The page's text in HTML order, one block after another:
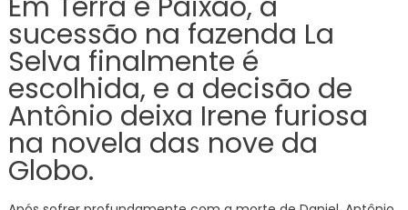
sucessão na fazenda La
Selva finalmente é
escolhida, e a decisão de
Antônio deixa Irene furiosa
na novela das nove da
Globo.